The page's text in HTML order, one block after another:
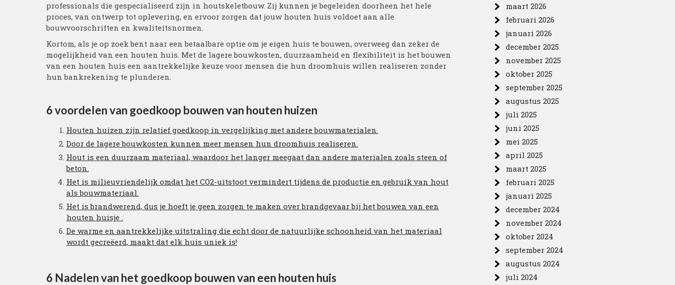
professionals die gespecialiseerd zijn in houtskeletbouw. Zij kunnen je begeleiden doorheen het hele
proces, van ontwerp tot oplevering, en ervoor zorgen dat jouw houten huis voldoet aan alle
bouwvoorschriften en kwaliteitsnormen.
Kortom, als je op zoek bent naar een betaalbare optie om je eigen huis te bouwen, overweeg dan zeker de
mogelijkheid van een houten huis. Met de lagere bouwkosten, duurzaamheid en flexibiliteit is het bouwen
van een houten huis een aantrekkelijke keuze voor mensen die hun droomhuis willen realiseren zonder
hun bankrekening te plunderen.
6 voordelen van goedkoop bouwen van houten huizen
Houten huizen zijn relatief goedkoop in vergelijking met andere bouwmaterialen.
Door de lagere bouwkosten kunnen meer mensen hun droomhuis realiseren.
Hout is een duurzaam materiaal, waardoor het langer meegaat dan andere materialen zoals steen of
beton.
Het is milieuvriendelijk omdat het CO2-uitstoot vermindert tijdens de productie en gebruik van hout
als bouwmateriaal.
Het is brandwerend, dus je hoeft je geen zorgen te maken over brandgevaar bij het bouwen van een
houten huisje .
De warme en aantrekkelijke uitstraling die echt door de natuurlijke schoonheid van het materiaal
wordt gecreëerd, maakt dat elk huis uniek is!
6 Nadelen van het goedkoop bouwen van een houten huis
maart 2026
februari 2026
januari 2026
december 2025
november 2025
oktober 2025
september 2025
augustus 2025
juli 2025
juni 2025
mei 2025
april 2025
maart 2025
februari 2025
januari 2025
december 2024
november 2024
oktober 2024
september 2024
augustus 2024
juli 2024